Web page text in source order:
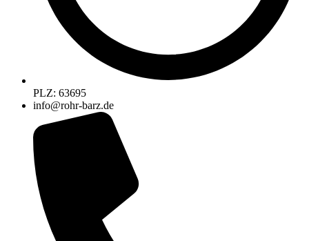
PLZ: 63695
info@rohr-barz.de